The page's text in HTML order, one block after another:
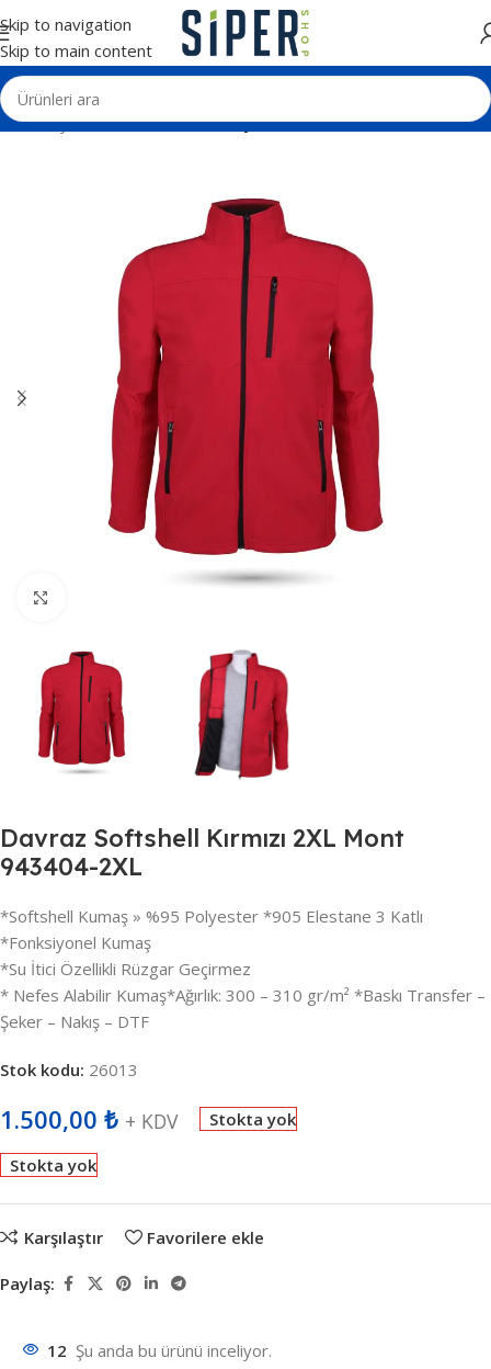
Skip to navigation
Skip to main content
Ana Sayfa Tekstil Ürünleri Softjel Mont ve Yelek
Davraz Softshell Kırmızı 2XL Mont
943404-2XL
*Softshell Kumaş » %95 Polyester *905 Elestane 3 Katlı
*Fonksiyonel Kumaş
*Su İtici Özellikli Rüzgar Geçirmez
* Nefes Alabilir Kumaş*Ağırlık: 300 – 310 gr/m² *Baskı Transfer –
Şeker – Nakış – DTF
Stok kodu: 26013
1.500,00 ₺ + KDV Stokta yok
Stokta yok
Karşılaştır Favorilere ekle
Paylaş:
12 Şu anda bu ürünü inceliyor.